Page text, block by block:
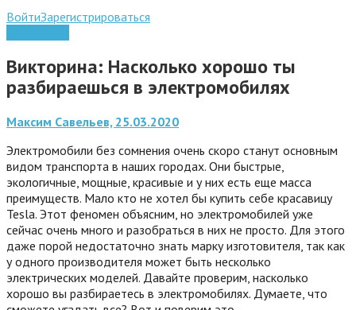
ВойтиЗарегистрироваться
Викторина: Насколько хорошо ты
разбираешься в электромобилях
Максим Савельев, 25.03.2020
Электромобили без сомнения очень скоро станут основным
видом транспорта в наших городах. Они быстрые,
экологичные, мощные, красивые и у них есть еще масса
преимуществ. Мало кто не хотел бы купить себе красавицу
Tesla. Этот феномен объясним, но электромобилей уже
сейчас очень много и разобраться в них не просто. Для этого
даже порой недостаточно знать марку изготовителя, так как
у одного производителя может быть несколько
электрических моделей. Давайте проверим, насколько
хорошо вы разбираетесь в электромобилях. Думаете, что